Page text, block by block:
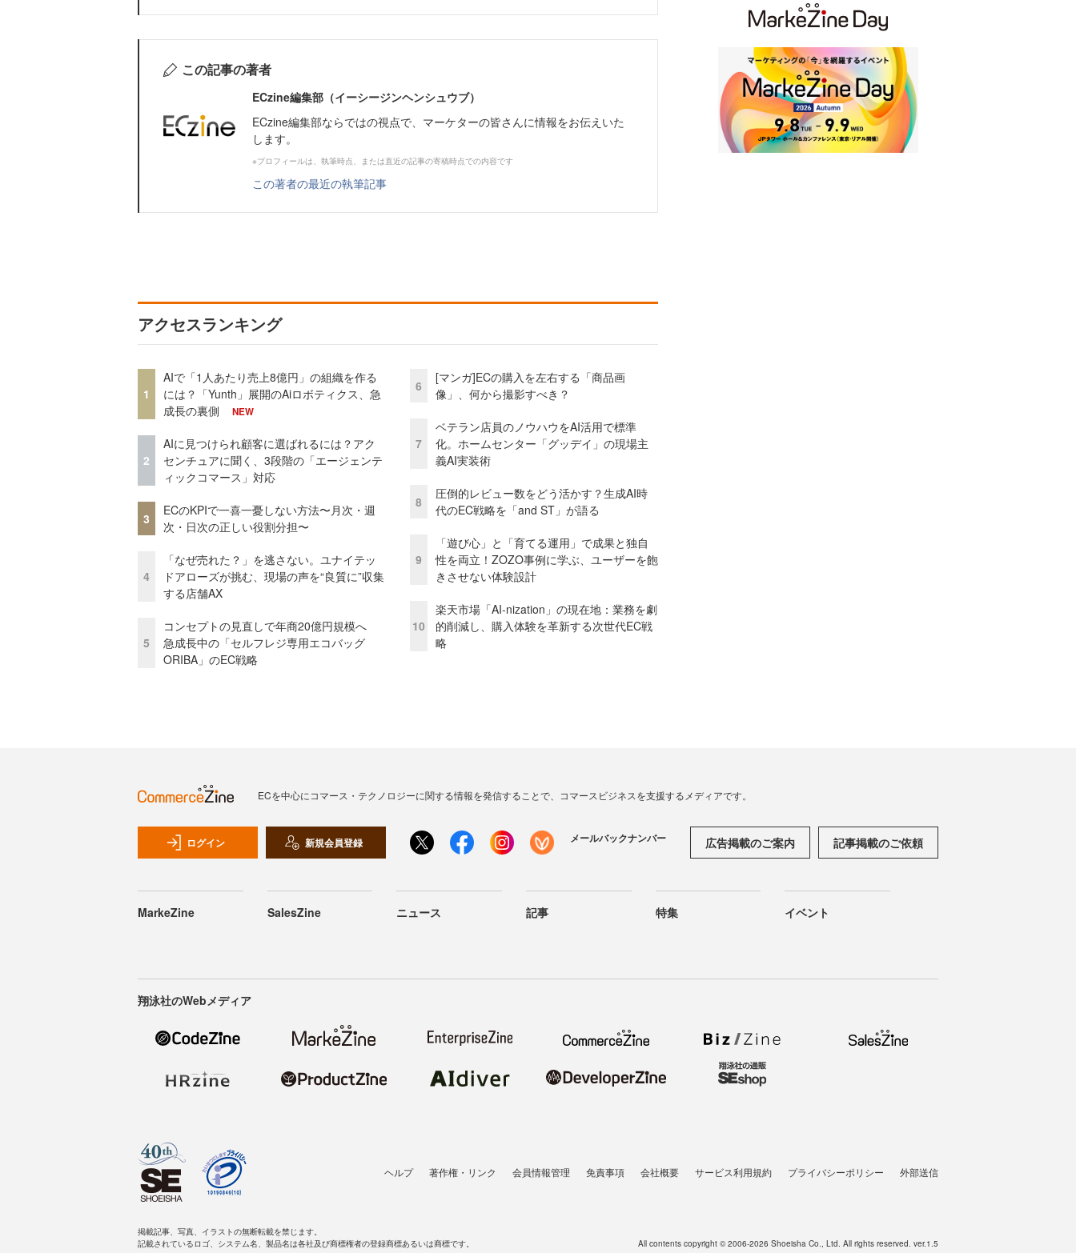
この記事の著者
ECzine編集部（イーシージンヘンシュウブ）
ECzine編集部ならではの視点で、マーケターの皆さんに情報をお伝えいた
します。
※プロフィールは、執筆時点、または直近の記事の寄稿時点での内容です
この著者の最近の執筆記事
アクセスランキング
1
AIで「1人あたり売上8億円」の組織を作る
には？「Yunth」展開のAiロボティクス、急
成長の裏側
NEW
2
AIに見つけられ顧客に選ばれるには？アク
センチュアに聞く、3段階の「エージェンテ
ィックコマース」対応
3
ECのKPIで一喜一憂しない方法〜月次・週
次・日次の正しい役割分担〜
4
「なぜ売れた？」を逃さない。ユナイテッ
ドアローズが挑む、現場の声を“良質に”収集
する店舗AX
5
コンセプトの見直しで年商20億円規模へ
急成長中の「セルフレジ専用エコバッグ
ORIBA」のEC戦略
6
[マンガ]ECの購入を左右する「商品画
像」、何から撮影すべき？
7
ベテラン店員のノウハウをAI活用で標準
化。ホームセンター「グッデイ」の現場主
義AI実装術
8
圧倒的レビュー数をどう活かす？生成AI時
代のEC戦略を「and ST」が語る
9
「遊び心」と「育てる運用」で成果と独自
性を両立！ZOZO事例に学ぶ、ユーザーを飽
きさせない体験設計
10
楽天市場「AI-nization」の現在地：業務を劇
的削減し、購入体験を革新する次世代EC戦
略
ECを中心にコマース・テクノロジーに関する情報を発信することで、コマースビジネスを支援するメディアです。
ログイン 新規会員登録 メールバックナンバー 広告掲載のご案内 記事掲載のご依頼
MarkeZine SalesZine ニュース 記事 特集 イベント
翔泳社のWebメディア
ヘルプ 著作権・リンク 会員情報管理 免責事項 会社概要 サービス利用規約 プライバシーポリシー 外部送信
掲載記事、写真、イラストの無断転載を禁じます。
記載されているロゴ、システム名、製品名は各社及び商標権者の登録商標あるいは商標です。
All contents copyright © 2006-2026 Shoeisha Co., Ltd. All rights reserved. ver.1.5